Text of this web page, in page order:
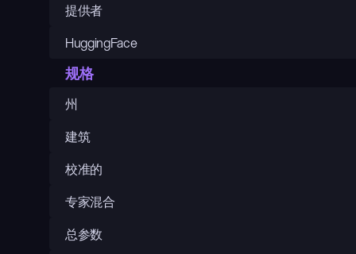
提供者
HuggingFace
规格
州
建筑
校准的
专家混合
总参数